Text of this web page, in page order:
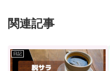
関連記事
日記